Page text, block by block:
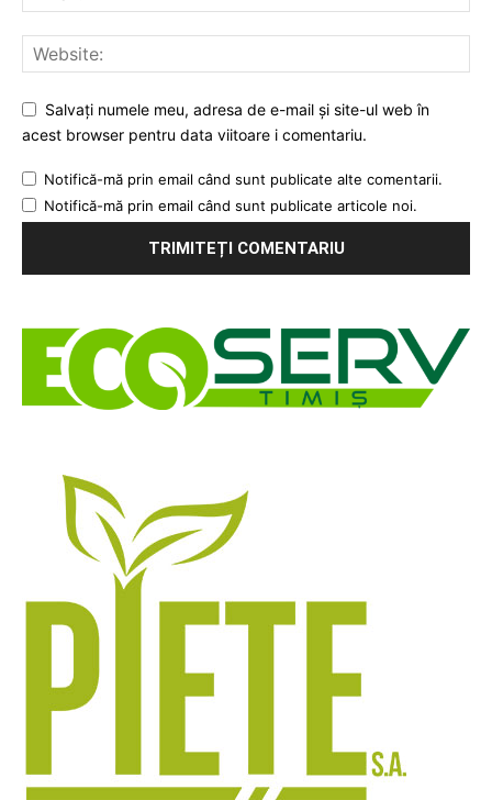
Salvați numele meu, adresa de e-mail și site-ul web în
acest browser pentru data viitoare i comentariu.
Notifică-mă prin email când sunt publicate alte comentarii.
Notifică-mă prin email când sunt publicate articole noi.